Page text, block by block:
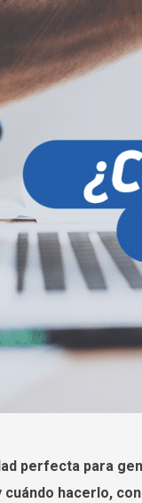
perfecta para
hacerlo,